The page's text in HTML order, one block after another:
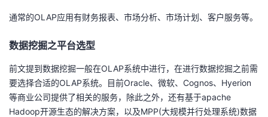
注
开
发
者
学
的
Programs
我
的
支
持
通常的OLAP应用有财务报表、市场分析、市场计划、客户服务等。
数据挖掘之平台选型
前文提到数据挖掘一般在OLAP系统中进行，在进行数据挖掘之前需
要选择合适的OLAP系统。目前Oracle、微软、 Cognos、 Hyerion
等商业公司提供了相关的服务，除此之外，还有基于apache
Hadoop开源生态的解决方案，以及MPP(大规模并行处理系统)数据